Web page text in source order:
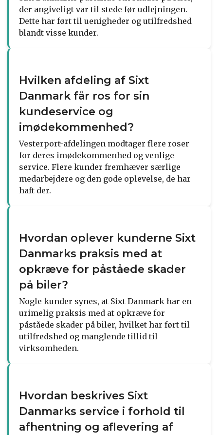
der angiveligt var til stede før udlejningen.
Dette har ført til uenigheder og utilfredshed
blandt visse kunder.
Hvilken afdeling af Sixt
Danmark får ros for sin
kundeservice og
imødekommenhed?
Vesterport-afdelingen modtager flere roser
for deres imødekommenhed og venlige
service. Flere kunder fremhæver særlige
medarbejdere og den gode oplevelse, de har
haft der.
Hvordan oplever kunderne Sixt
Danmarks praksis med at
opkræve for påståede skader
på biler?
Nogle kunder synes, at Sixt Danmark har en
urimelig praksis med at opkræve for
påståede skader på biler, hvilket har ført til
utilfredshed og manglende tillid til
virksomheden.
Hvordan beskrives Sixt
Danmarks service i forhold til
afhentning og aflevering af